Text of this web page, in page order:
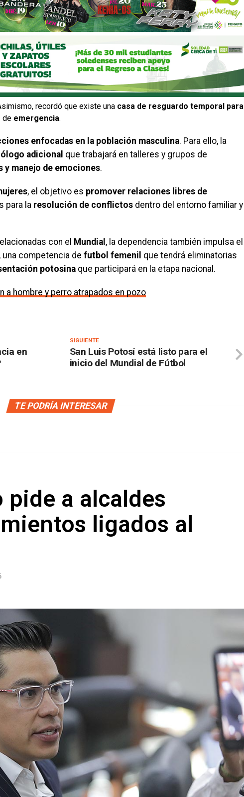
recordó que existe una casa de resguardo temporal para
de emergencia.
enfocadas en la población masculina. Para ello, la
adicional que trabajará en talleres y grupos de
y manejo de emociones.
, el objetivo es promover relaciones libres de
para la resolución de conflictos dentro del entorno familiar y
con el Mundial , la dependencia también impulsa el
una competencia de futbol femenil que tendrá eliminatorias
potosina que participará en la etapa nacional.
a hombre y perro atrapados en pozo
SIGUIENTE
San Luis Potosí está listo para el
inicio del Mundial de Fútbol
en
TE PODRÍA INTERESAR
a alcaldes
ligados al